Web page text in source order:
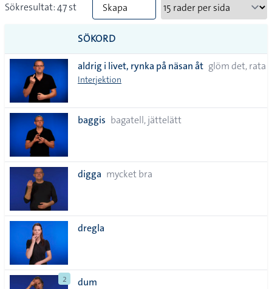
Sökresultat: 47 st
Skapa
PDF
SÖKORD
aldrig i livet, rynka på näsan åt glöm det, rata
Interjektion
baggis bagatell, jättelätt
digga mycket bra
dregla
2 dum